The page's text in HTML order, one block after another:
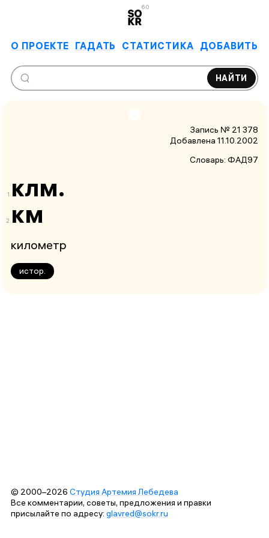
6.0
О ПРОЕКТЕ ГАДАТЬ СТАТИСТИКА ДОБАВИТЬ
НАЙТИ
Запись № 21 378
Добавлена 11.10.2002
Словарь: ФАД97
клм.
км
километр
истор.
© 2000–2026 Студия Артемия Лебедева
Все комментарии, советы, предложения и правки
присылайте по адресу: glavred@sokr.ru